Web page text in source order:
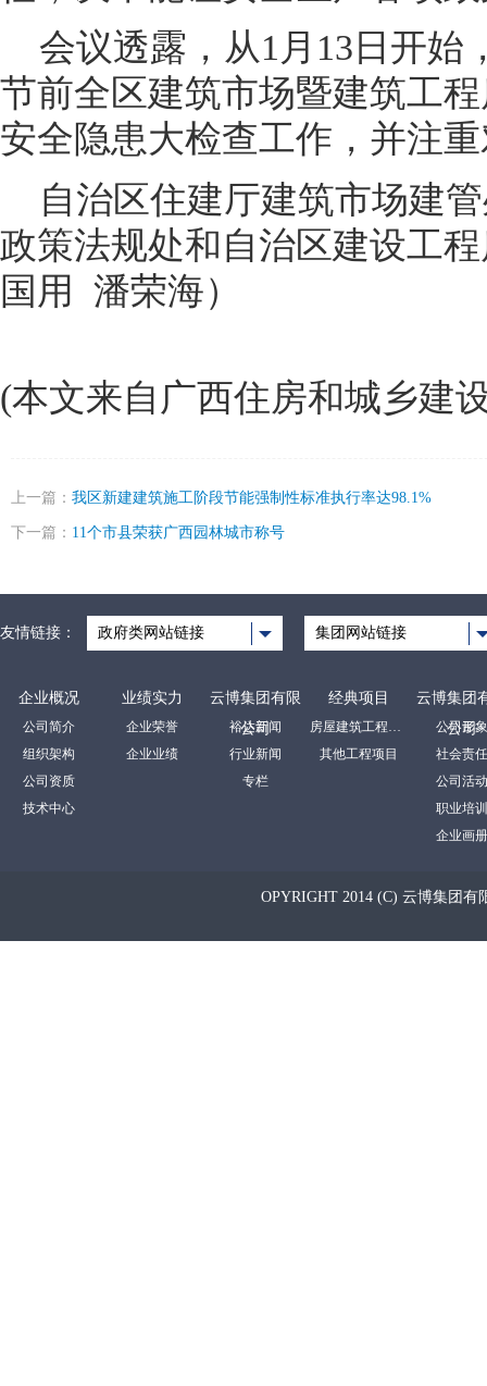
会议透露，从1月13日开始
节前全区建筑市场暨建筑工
安全隐患大检查工作，并注
自治区住建厅建筑市场建
政策法规处和自治区建设工
国用 潘荣海）
(本文来自广西住房和城乡建
上一篇： 我区新建建筑施工阶段节能强制性标准执行率达98.1%
下一篇： 11个市县荣获广西园林城市称号
友情链接： 政府类网站链接 集团网站链接
企业概况
公司简介
组织架构
公司资质
技术中心
业绩实力
企业荣誉
企业业绩
云博集团有限
公司
裕达新闻
行业新闻
专栏
经典项目
房屋建筑工程项目
其他工程项目
云博集团
公司
公司形象
社会责任
公司活动
职业培训
企业画册
OPYRIGHT 2014 (C) 云博集团有